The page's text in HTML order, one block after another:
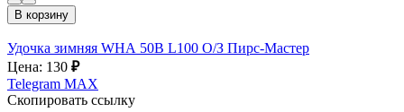
В корзину
Удочка зимняя WHА 50B L100 О/З Пирс-Мастер
Цена: 130 ₽
Telegram MAX
Скопировать ссылку